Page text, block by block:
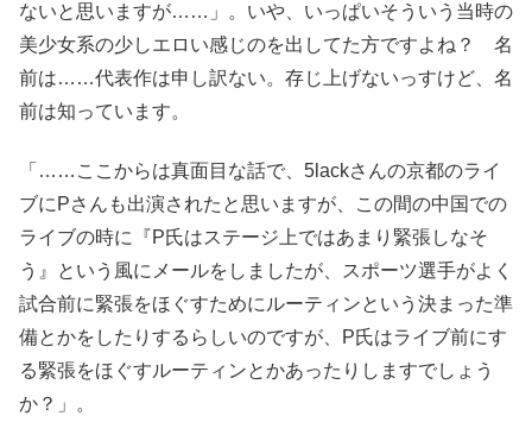
ないと思いますが……」。いや、いっぱいそういう当時の
美少女系の少しエロい感じのを出してた方ですよね？ 名
前は……代表作は申し訳ない。存じ上げないっすけど、名
前は知っています。
「……ここからは真面目な話で、5lackさんの京都のライ
ブにPさんも出演されたと思いますが、この間の中国での
ライブの時に『P氏はステージ上ではあまり緊張しなそ
う』という風にメールをしましたが、スポーツ選手がよく
試合前に緊張をほぐすためにルーティンという決まった準
備とかをしたりするらしいのですが、P氏はライブ前にす
る緊張をほぐすルーティンとかあったりしますでしょう
か？」。